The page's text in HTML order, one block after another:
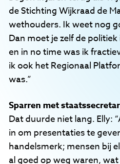
de Stichting Wijkraad de
wethouders. Ik weet nog
Dan moet je zelf de
en in no time was ik
ik ook het Regionaal
was.”
Sparren met
Dat duurde niet lang. Elly:
in om presentaties te
handelsmerk; mensen bij
al goed op weg waren,